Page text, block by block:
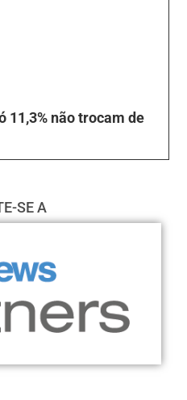
11,3% não trocam de
SE A